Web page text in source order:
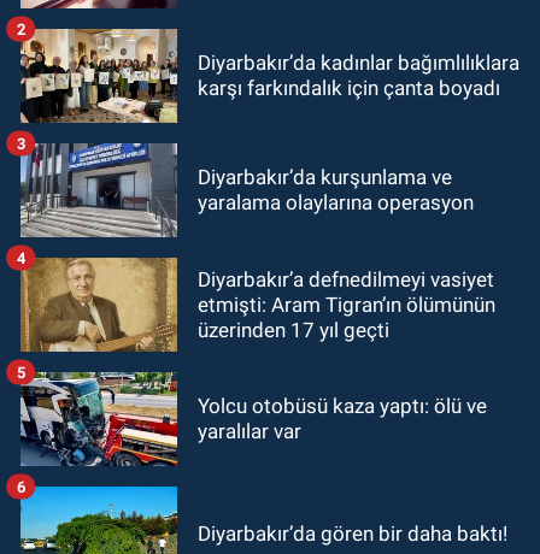
Diyarbakır’da kadınlar bağımlılıklara
karşı farkındalık için çanta boyadı
2
Diyarbakır’da kurşunlama ve
yaralama olaylarına operasyon
3
Diyarbakır’a defnedilmeyi vasiyet
etmişti: Aram Tigran’ın ölümünün
üzerinden 17 yıl geçti
4
Yolcu otobüsü kaza yaptı: ölü ve
yaralılar var
5
Diyarbakır’da gören bir daha baktı!
6